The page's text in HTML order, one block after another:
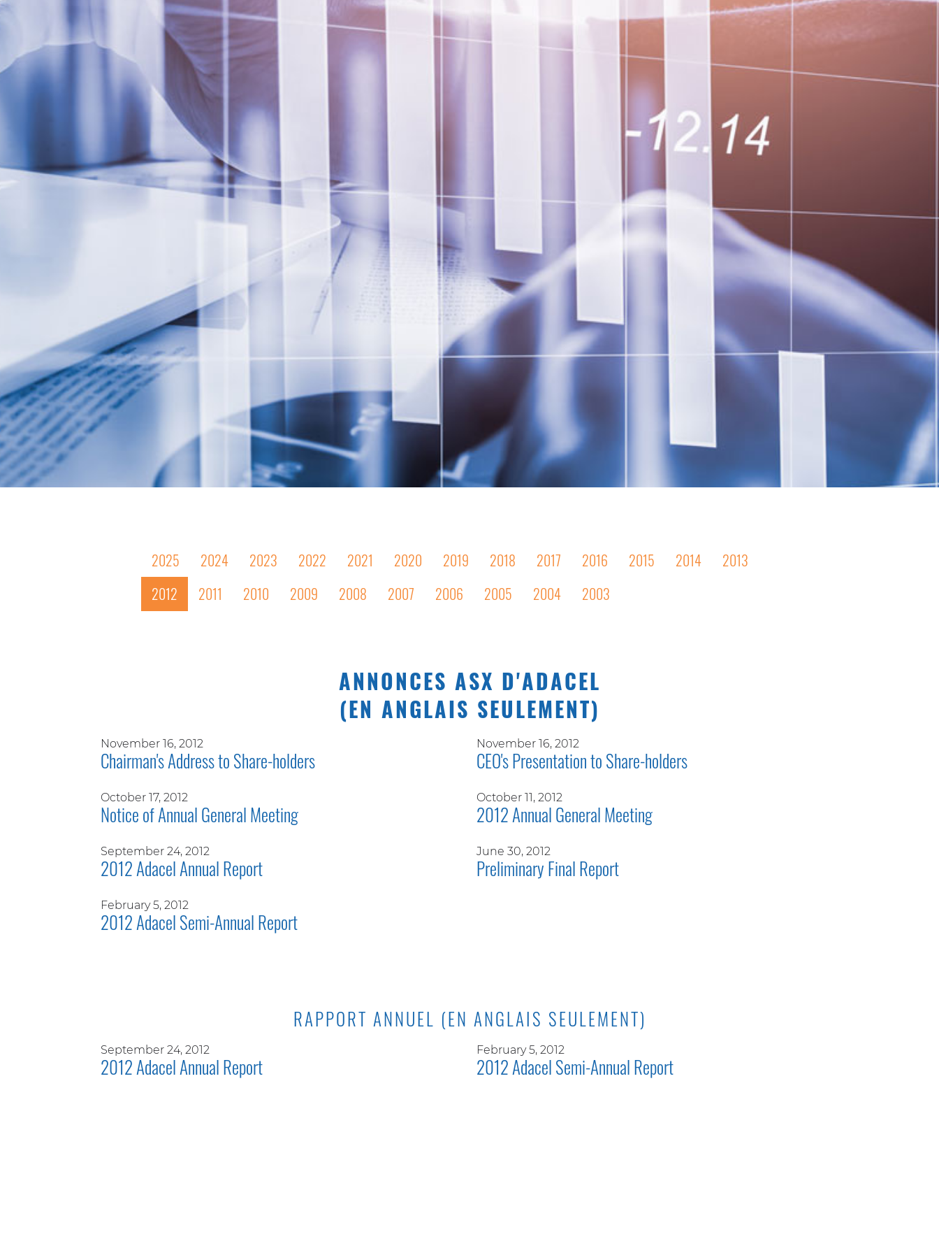
2025 2024 2023 2022 2021 2020 2019 2018 2017 2016 2015 2014
2013
2012
2011 2010 2009 2008 2007 2006 2005 2004 2003
ANNONCES ASX D'ADACEL
(EN ANGLAIS SEULEMENT)
November 16, 2012
Chairman's Address to Share-holders
November 16, 2012
CEO's Presentation to Share-holders
October 17, 2012
Notice of Annual General Meeting
October 11, 2012
2012 Annual General Meeting
September 24, 2012
2012 Adacel Annual Report
June 30, 2012
Preliminary Final Report
February 5, 2012
2012 Adacel Semi-Annual Report
RAPPORT ANNUEL (EN ANGLAIS SEULEMENT)
September 24, 2012
2012 Adacel Annual Report
February 5, 2012
2012 Adacel Semi-Annual Report